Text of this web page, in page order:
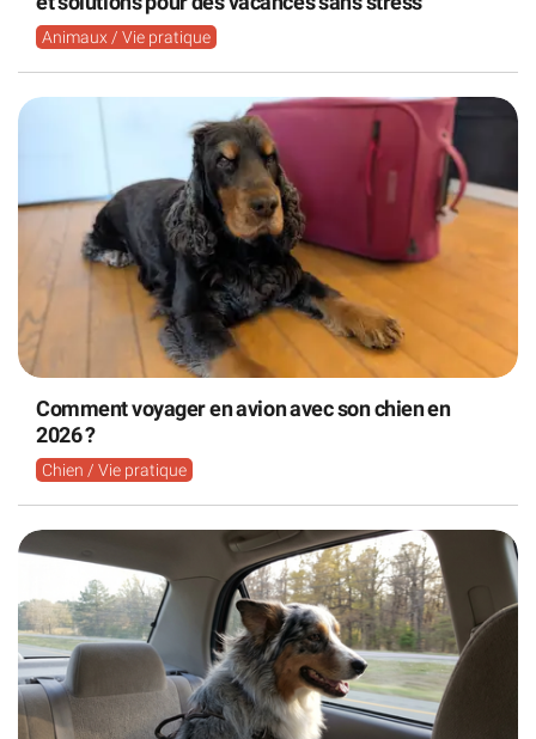
Animaux / Vie pratique
Comment voyager en avion avec son chien en
2026 ?
Chien / Vie pratique